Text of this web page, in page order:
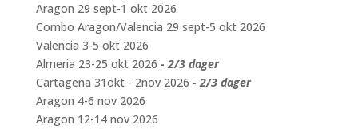
Aragon 29 sept-1 okt 2026
Combo Aragon/Valencia 29 sept-5 okt 2026
Valencia 3-5 okt 2026
Almeria 23-25 okt 2026 - 2/3 dager
Cartagena 31okt - 2nov 2026 - 2/3 dager
Aragon 4-6 nov 2026
Aragon 12-14 nov 2026